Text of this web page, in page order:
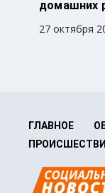
домашних
27 октября
ГЛАВНОЕ